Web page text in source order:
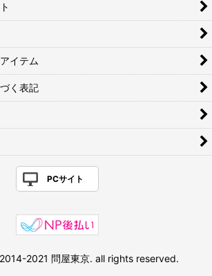
イテム
く表記
PCサイト
2021 問屋東京. all rights reserved.